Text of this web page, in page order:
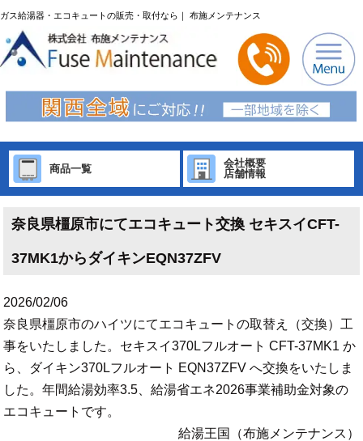
ガス給湯器・エコキュートの販売・取付なら｜ 布施メンテナンス
商品一覧
会社概要
店舗情報
奈良県橿原市にてエコキュート交換 セキスイCFT-
37MK1からダイキンEQN37ZFV
2026/02/06
奈良県橿原市のハイツにてエコキュートの取替え（交換）工
事をいたしました。セキスイ370Lフルオート CFT-37MK1 か
ら、ダイキン370Lフルオート EQN37ZFV へ交換をいたしま
した。年間給湯効率3.5、給湯省エネ2026事業補助金対象の
エコキュートです。
給湯王国（布施メンテナンス）